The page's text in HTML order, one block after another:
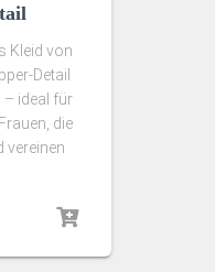
Kleid von
– ideal für
die
vereinen